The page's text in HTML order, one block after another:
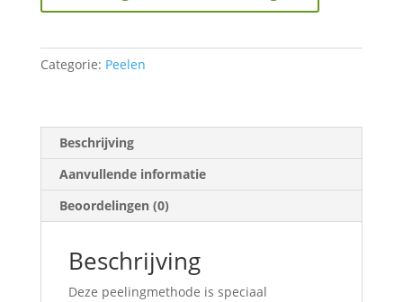
Categorie: Peelen
Beschrijving
Aanvullende informatie
Beoordelingen (0)
Beschrijving
Deze peelingmethode is speciaal